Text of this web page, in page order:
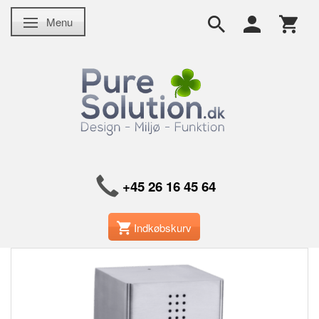
Skifte navigation
Menu
+45 26 16 45 64
Indkøbskurv